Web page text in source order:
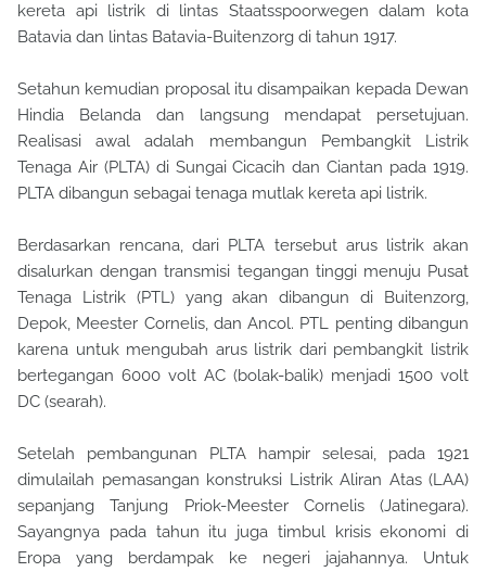
kereta api listrik di lintas Staatsspoorwegen dalam kota
Batavia dan lintas Batavia-Buitenzorg di tahun 1917.
Setahun kemudian proposal itu disampaikan kepada Dewan
Hindia Belanda dan langsung mendapat persetujuan.
Realisasi awal adalah membangun Pembangkit Listrik
Tenaga Air (PLTA) di Sungai Cicacih dan Ciantan pada 1919.
PLTA dibangun sebagai tenaga mutlak kereta api listrik.
Berdasarkan rencana, dari PLTA tersebut arus listrik akan
disalurkan dengan transmisi tegangan tinggi menuju Pusat
Tenaga Listrik (PTL) yang akan dibangun di Buitenzorg,
Depok, Meester Cornelis, dan Ancol. PTL penting dibangun
karena untuk mengubah arus listrik dari pembangkit listrik
bertegangan 6000 volt AC (bolak-balik) menjadi 1500 volt
DC (searah).
Setelah pembangunan PLTA hampir selesai, pada 1921
dimulailah pemasangan konstruksi Listrik Aliran Atas (LAA)
sepanjang Tanjung Priok-Meester Cornelis (Jatinegara).
Sayangnya pada tahun itu juga timbul krisis ekonomi di
Eropa yang berdampak ke negeri jajahannya. Untuk